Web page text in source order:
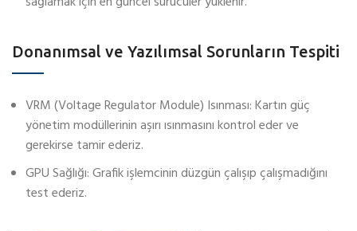
Donanımsal ve Yazılımsal Sorunların Tespiti
VRM (Voltage Regulator Module) Isınması: Kartın güç
yönetim modüllerinin aşırı ısınmasını kontrol eder ve
gerekirse tamir ederiz.
GPU Sağlığı: Grafik işlemcinin düzgün çalışıp çalışmadığını
test ederiz.